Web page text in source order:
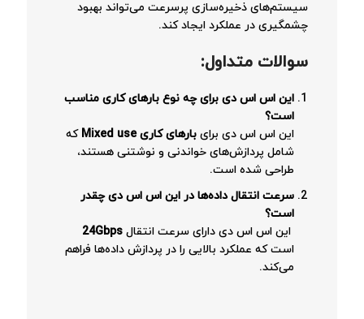
سیستم‌های ذخیره‌سازی پرسرعت می‌تواند بهبود
چشمگیری در عملکرد ایجاد کند.
سوالات متداول:
این اس اس دی برای چه نوع بارهای کاری مناسب
است؟
این اس اس دی برای بارهای کاریMixed use
که
شامل پردازش‌های خواندنی و نوشتنی هستند،
طراحی شده است.
سرعت انتقال داده‌ها در این اس اس دی چقدر
است؟
این اس اس دی دارای سرعت انتقال 24Gbps
است که عملکرد بالایی را در پردازش داده‌ها فراهم
می‌کند.